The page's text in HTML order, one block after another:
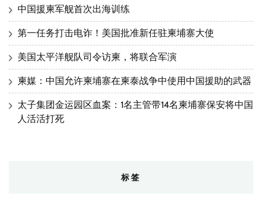
中国援柬军舰首次出海训练
第一任务打击电诈！美国批准新任驻柬埔寨大使
美国太平洋舰队司令访柬，将联合军演
柬媒：中国允许柬埔寨在柬泰战争中使用中国援助的武器
太子集团金运园区血案：1名主管带14名柬埔寨保安将中国
人活活打死
标签